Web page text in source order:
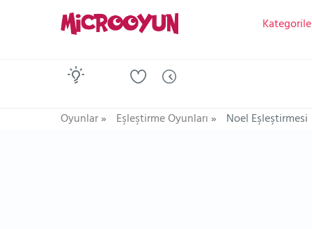
Oyunlar» Eşleştirme Oyunları» Noel Eşleştirmesi